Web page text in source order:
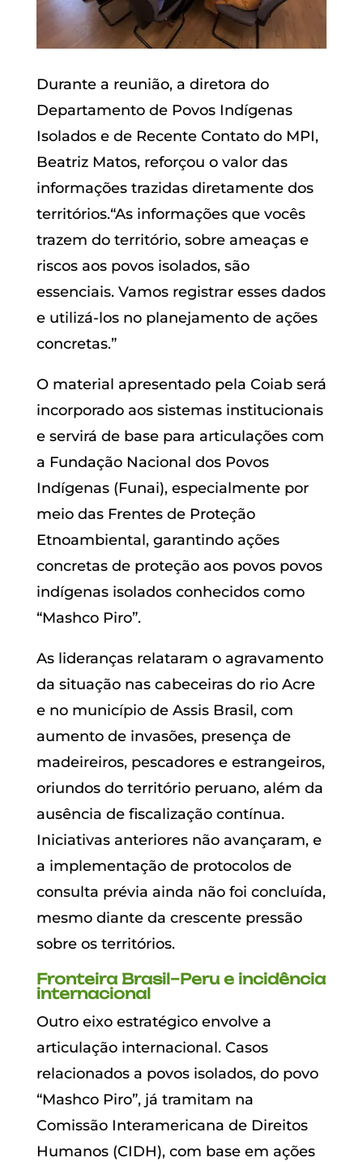
Durante a reunião, a diretora do
Departamento de Povos Indígenas
Isolados e de Recente Contato do MPI,
Beatriz Matos, reforçou o valor das
informações trazidas diretamente dos
territórios.“As informações que vocês
trazem do território, sobre ameaças e
riscos aos povos isolados, são
essenciais. Vamos registrar esses dados
e utilizá-los no planejamento de ações
concretas.”
O material apresentado pela Coiab será
incorporado aos sistemas institucionais
e servirá de base para articulações com
a Fundação Nacional dos Povos
Indígenas (Funai), especialmente por
meio das Frentes de Proteção
Etnoambiental, garantindo ações
concretas de proteção aos povos povos
indígenas isolados conhecidos como
“Mashco Piro”.
As lideranças relataram o agravamento
da situação nas cabeceiras do rio Acre
e no município de Assis Brasil, com
aumento de invasões, presença de
madeireiros, pescadores e estrangeiros,
oriundos do território peruano, além da
ausência de fiscalização contínua.
Iniciativas anteriores não avançaram, e
a implementação de protocolos de
consulta prévia ainda não foi concluída,
mesmo diante da crescente pressão
sobre os territórios.
Fronteira Brasil–Peru e incidência
internacional
Outro eixo estratégico envolve a
articulação internacional. Casos
relacionados a povos isolados, do povo
“Mashco Piro”, já tramitam na
Comissão Interamericana de Direitos
Humanos (CIDH), com base em ações